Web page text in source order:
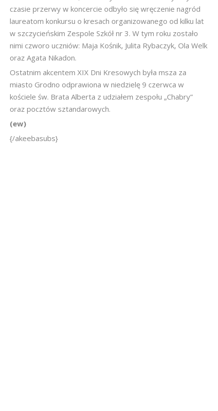
czasie przerwy w koncercie odbyło się wręczenie nagród
laureatom konkursu o kresach organizowanego od kilku lat
w szczycieńskim Zespole Szkół nr 3. W tym roku zostało
nimi czworo uczniów: Maja Kośnik, Julita Rybaczyk, Ola Welk
oraz Agata Nikadon.
Ostatnim akcentem XIX Dni Kresowych była msza za
miasto Grodno odprawiona w niedzielę 9 czerwca w
kościele św. Brata Alberta z udziałem zespołu „Chabry”
oraz pocztów sztandarowych.
(ew)
{/akeebasubs}